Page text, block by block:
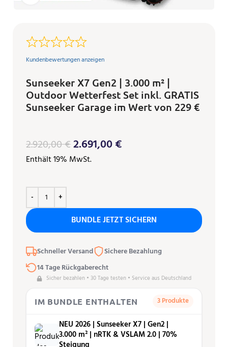
Kundenbewertungen anzeigen
Sunseeker X7 Gen2 | 3.000 m² |
Outdoor Wetterfest Set inkl. GRATIS
Sunseeker Garage im Wert von 229 €
2.920,00€2.691,00€
Enthält 19% MwSt.
BUNDLE JETZT SICHERN
Schneller Versand
Sichere Bezahlung
14 Tage Rückgaberecht
Sicher bezahlen • 30 Tage testen • Service aus Deutschland
IM BUNDLE ENTHALTEN 3 Produkte
NEU 2026 | Sunseeker X7 | Gen2 |
3.000 m² | nRTK & VSLAM 2.0 | 70%